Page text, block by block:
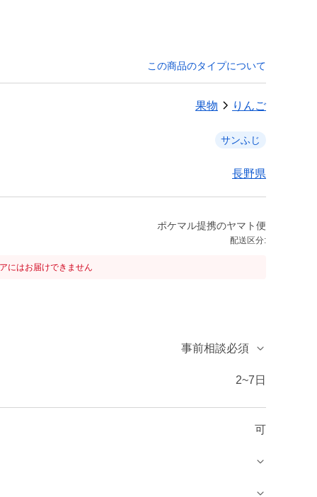
この商品のタイプについて
果物 りんご
サンふじ
長野県
ポケマル提携のヤマト便
配送区分:
にはお届けできません
事前相談必須
2~7日
可